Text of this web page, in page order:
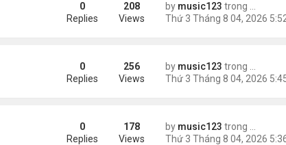
by music123 trong
0
Replies
208
Views
by music123 trong
0
Replies
256
Views
by music123 trong
0
Replies
178
Views